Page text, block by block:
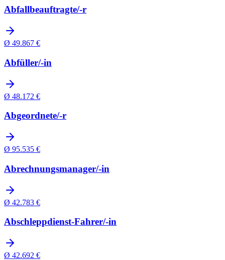
Abfallbeauftragte/-r
Ø 49.867 €
Abfüller/-in
Ø 48.172 €
Abgeordnete/-r
Ø 95.535 €
Abrechnungsmanager/-in
Ø 42.783 €
Abschleppdienst-Fahrer/-in
Ø 42.692 €